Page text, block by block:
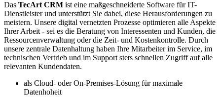
Das TecArt CRM ist eine maßgeschneiderte Software für IT-
Dienstleister und unterstützt Sie dabei, diese Herausforderungen zu
meistern. Unsere digital vernetzten Prozesse optimieren alle Aspekte
Ihrer Arbeit - sei es die Beratung von Interessenten und Kunden, die
Ressourcenverwaltung oder die Zeit- und Kostenkontrolle. Durch
unsere zentrale Datenhaltung haben Ihre Mitarbeiter im Service, im
technischen Vertrieb und im Support stets schnellen Zugriff auf alle
relevanten Kundendaten.
als Cloud- oder On-Premises-Lösung für maximale
Datenhoheit